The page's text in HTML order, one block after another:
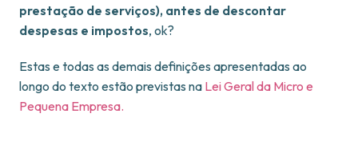
prestação de serviços), antes de descontar
despesas e impostos, ok?
Estas e todas as demais definições apresentadas ao
longo do texto estão previstas na Lei Geral da Micro e
Pequena Empresa.